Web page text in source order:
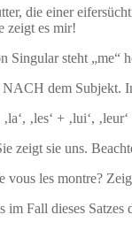
die einer
zeigt es mir!
Singular steht
dem Subjekt.
‚la‘, ‚les‘ + ‚lui‘,
zeigt sie uns.
vous les montre?
im Fall dieses